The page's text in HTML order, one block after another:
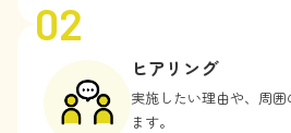
02
ヒアリング
実施したい理由や、周
ます。